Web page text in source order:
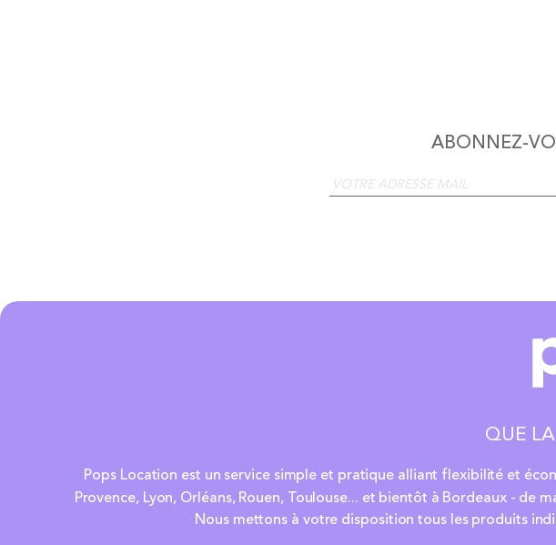
ABONNEZ-
QUE
Pops Location est un service simple et pratique alliant flexibilité et
Provence, Lyon, Orléans, Rouen, Toulouse... et bientôt à Bordeaux -
Nous mettons à votre disposition tous les produits